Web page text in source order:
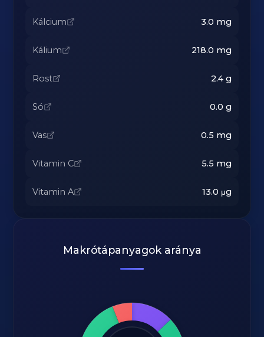
Kálcium 3.0 mg
Kálium 218.0 mg
Rost 2.4g
Só 0.0 g
Vas 0.5 mg
Vitamin C 5.5 mg
Vitamin A 13.0 μg
Makrótápanyagok aránya